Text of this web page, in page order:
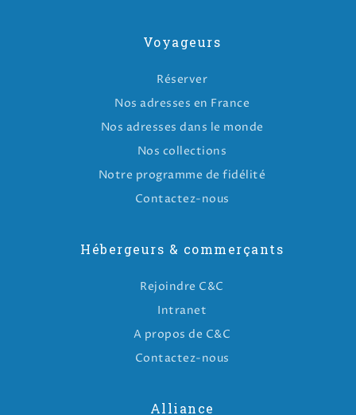
Voyageurs
Réserver
Nos adresses en France
Nos adresses dans le monde
Nos collections
Notre programme de fidélité
Contactez-nous
Hébergeurs & commerçants
Rejoindre C&C
Intranet
A propos de C&C
Contactez-nous
Alliance